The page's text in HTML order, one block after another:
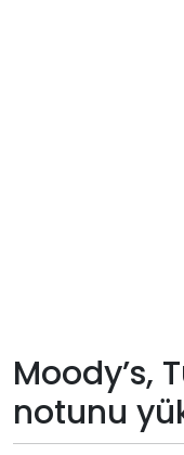
Künye
Giriş
Yap
Moody’s,
notunu